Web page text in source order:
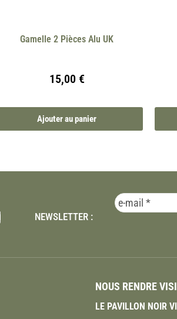
Gamelle 2 Pièces Alu UK
15,00 €
Ajouter au panier
NEWSLETTER :
NOUS RENDRE
LE PAVILLON NOIR